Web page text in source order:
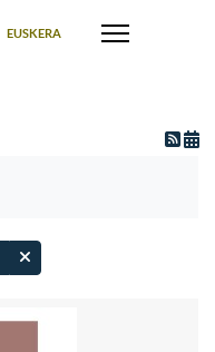
EUSKERA